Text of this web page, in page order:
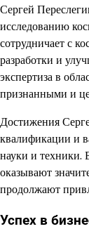
Сергей
исследованию
сотрудничает с
разработки и
экспертиза в
признанными и
Достижения
квалификации и
науки и техники.
оказывают
продолжают
Успех в